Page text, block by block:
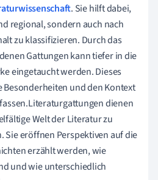
. Sie hilft dabei,
regional, sondern auch nach
zu klassifizieren. Durch das
Gattungen kann tiefer in die
eingetaucht werden. Dieses
Besonderheiten und den Kontext
dienen
Welt der Literatur zu
Sie eröffnen Perspektiven auf die
erzählt werden, wie
und wie unterschiedlich